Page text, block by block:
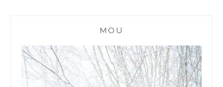
MOU